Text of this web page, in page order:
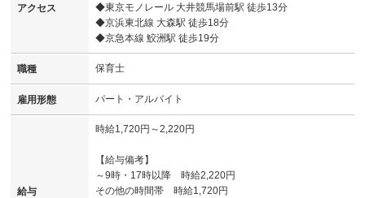
アクセス
◆東京モノレール 大井競馬場前駅 徒歩13分
◆京浜東北線 大森駅 徒歩18分
◆京急本線 鮫洲駅 徒歩19分
職種 保育士
雇用形態 パート・アルバイト
給与
時給1,720円～2,220円
【給与備考】
～9時・17時以降 時給2,220円
その他の時間帯 時給1,720円